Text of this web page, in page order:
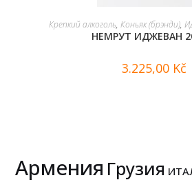
В КОРЗИНУ
Крепкий алкоголь, Коньяк (брэнди),
НЕМРУТ ИДЖЕВАН
3.225,00 Kč
Армения Грузия